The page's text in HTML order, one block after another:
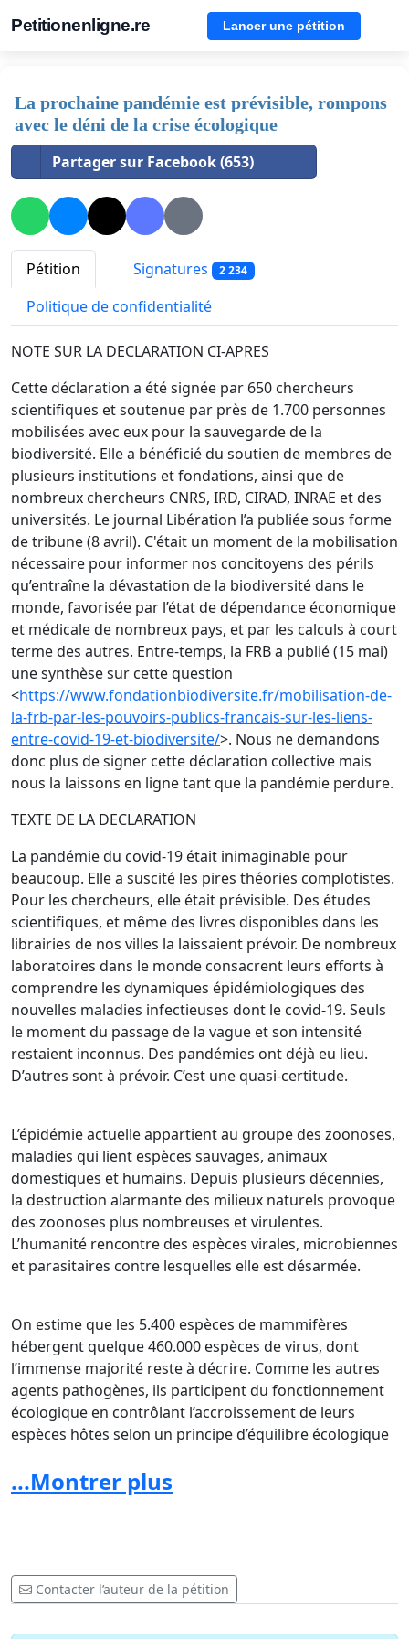
Petitionenligne.re Lancer une pétition
La prochaine pandémie est prévisible, rompons
avec le déni de la crise écologique
Partager sur Facebook (653)
Pétition Signatures 2 234
Politique de confidentialité
NOTE SUR LA DECLARATION CI-APRES
Cette déclaration a été signée par 650 chercheurs
scientifiques et soutenue par près de 1.700 personnes
mobilisées avec eux pour la sauvegarde de la
biodiversité. Elle a bénéficié du soutien de membres de
plusieurs institutions et fondations, ainsi que de
nombreux chercheurs CNRS, IRD, CIRAD, INRAE et des
universités. Le journal Libération l’a publiée sous forme
de tribune (8 avril). C'était un moment de la mobilisation
nécessaire pour informer nos concitoyens des périls
qu’entraîne la dévastation de la biodiversité dans le
monde, favorisée par l’état de dépendance économique
et médicale de nombreux pays, et par les calculs à court
terme des autres. Entre-temps, la FRB a publié (15 mai)
une synthèse sur cette question
<https://www.fondationbiodiversite.fr/mobilisation-de-
la-frb-par-les-pouvoirs-publics-francais-sur-les-liens-
entre-covid-19-et-biodiversite/>. Nous ne demandons
donc plus de signer cette déclaration collective mais
nous la laissons en ligne tant que la pandémie perdure.
TEXTE DE LA DECLARATION
La pandémie du covid-19 était inimaginable pour
beaucoup. Elle a suscité les pires théories complotistes.
Pour les chercheurs, elle était prévisible. Des études
scientifiques, et même des livres disponibles dans les
librairies de nos villes la laissaient prévoir. De nombreux
laboratoires dans le monde consacrent leurs efforts à
comprendre les dynamiques épidémiologiques des
nouvelles maladies infectieuses dont le covid-19. Seuls
le moment du passage de la vague et son intensité
restaient inconnus. Des pandémies ont déjà eu lieu.
D’autres sont à prévoir. C’est une quasi-certitude.
L’épidémie actuelle appartient au groupe des zoonoses,
maladies qui lient espèces sauvages, animaux
domestiques et humains. Depuis plusieurs décennies,
la destruction alarmante des milieux naturels provoque
des zoonoses plus nombreuses et virulentes.
L’humanité rencontre des espèces virales, microbiennes
et parasitaires contre lesquelles elle est désarmée.
On estime que les 5.400 espèces de mammifères
hébergent quelque 460.000 espèces de virus, dont
l’immense majorité reste à décrire. Comme les autres
agents pathogènes, ils participent du fonctionnement
écologique en contrôlant l’accroissement de leurs
espèces hôtes selon un principe d’équilibre écologique
“économie de la Nature” (1749) qui préfigurait l’étude
des écosystèmes par l’”écologie”. L’immense majorité de
nous avons affronté le VIH, Ebola, la dengue, le Zika,
Chikungunya, la fièvre de Lassa, le SARS, le H5N1, le
H1N1, et beaucoup d’autres maladies émergentes qui,
...Montrer plus
Contacter l’auteur de la pétition